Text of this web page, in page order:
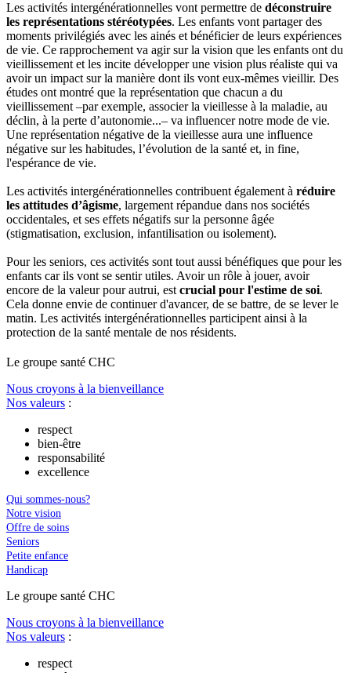
Les activités intergénérationnelles vont permettre de déconstruire
les représentations stéréotypées. Les enfants vont partager des
moments privilégiés avec les ainés et bénéficier de leurs expériences
de vie. Ce rapprochement va agir sur la vision que les enfants ont du
vieillissement et les incite développer une vision plus réaliste qui va
avoir un impact sur la manière dont ils vont eux-mêmes vieillir. Des
études ont montré que la représentation que chacun a du
vieillissement –par exemple, associer la vieillesse à la maladie, au
déclin, à la perte d’autonomie...– va influencer notre mode de vie.
Une représentation négative de la vieillesse aura une influence
négative sur les habitudes, l’évolution de la santé et, in fine,
l'espérance de vie.
Les activités intergénérationnelles contribuent également à réduire
les attitudes d’âgisme, largement répandue dans nos sociétés
occidentales, et ses effets négatifs sur la personne âgée
(stigmatisation, exclusion, infantilisation ou isolement).
Pour les seniors, ces activités sont tout aussi bénéfiques que pour les
enfants car ils vont se sentir utiles. Avoir un rôle à jouer, avoir
encore de la valeur pour autrui, est crucial pour l'estime de soi.
Cela donne envie de continuer d'avancer, de se battre, de se lever le
matin. Les activités intergénérationnelles participent ainsi à la
protection de la santé mentale de nos résidents.
Le groupe santé CHC
Nous croyons à la bienveillance
Nos valeurs :
respect
bien-être
responsabilité
excellence
Qui sommes-nous?
Notre vision
Offre de soins
Seniors
Petite enfance
Handicap
Le groupe santé CHC
Nous croyons à la bienveillance
Nos valeurs :
respect